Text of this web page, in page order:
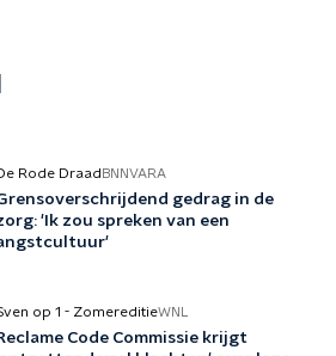
Rode Draad BNNVARA
gedrag in de
'Ik zou spreken van een
op 1 - ZomereditieWNL
Code Commissie krijgt